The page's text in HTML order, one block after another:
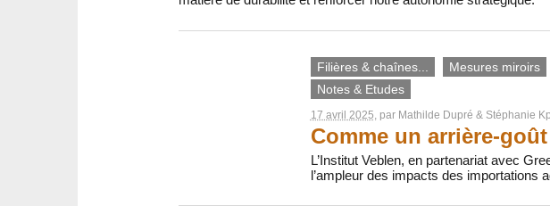
Filières & chaînes... Mesures miroirs
Notes & Etudes
17 avril 2025, par Mathilde Dupré & Stéphanie
Comme un arrière-
L’Institut Veblen, en partenariat avec
l’ampleur des impacts des importations